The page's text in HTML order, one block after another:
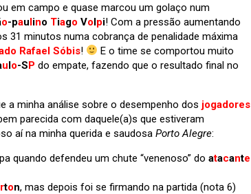
em campo e quase marcou um golaço num
o-paulino Tiago Volpi! Com a pressão aumentando
31 minutos numa cobrança de penalidade máxima
Rafael Sóbis!
E o time se comportou muito
ulo-SP do empate, fazendo que o resultado final no
a minha análise sobre o desempenho dos jogadores
parecida com daquele(a)s que estiveram
aí na minha querida e saudosa Porto Alegre:
quando defendeu um chute “venenoso” do atacante
rton, mas depois foi se firmando na partida (nota 6)